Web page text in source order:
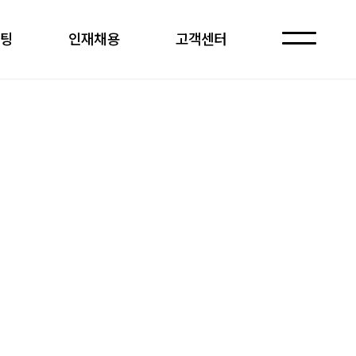
자주 묻는 질문
인재채용 고객센터